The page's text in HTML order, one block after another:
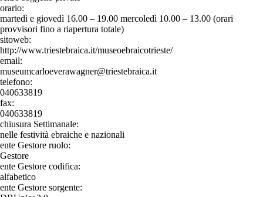
orario:
martedì e giovedì 16.00 – 19.00 mercoledì 10.00 – 13.00 (orari
provvisori fino a riapertura totale)
sitoweb:
http://www.triestebraica.it/museoebraicotrieste/
email:
museumcarloeverawagner@triestebraica.it
telefono:
040633819
fax:
040633819
chiusura Settimanale:
nelle festività ebraiche e nazionali
ente Gestore ruolo:
Gestore
ente Gestore codifica:
alfabetico
ente Gestore sorgente: